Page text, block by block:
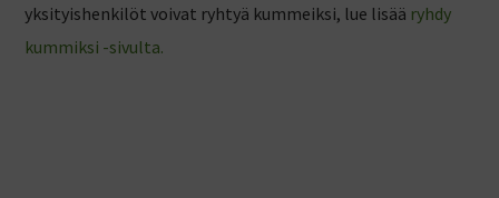
yksityishenkilöt voivat ryhtyä kummeiksi, lue lisää ryhdy
kummiksi -sivulta.